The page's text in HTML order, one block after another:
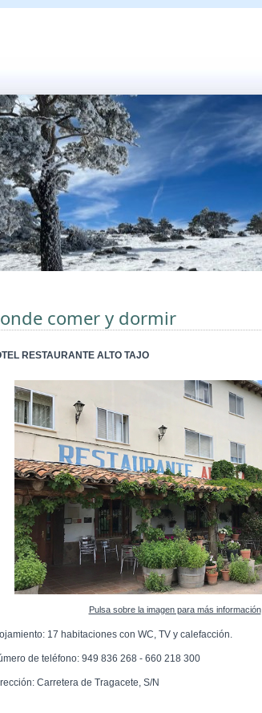
comer y dormir
RESTAURANTE ALTO TAJO
Pulsa sobre la imagen para más información
17 habitaciones con WC, TV y calefacción.
de teléfono: 949 836 268 - 660 218 300
Carretera de Tragacete, S/N